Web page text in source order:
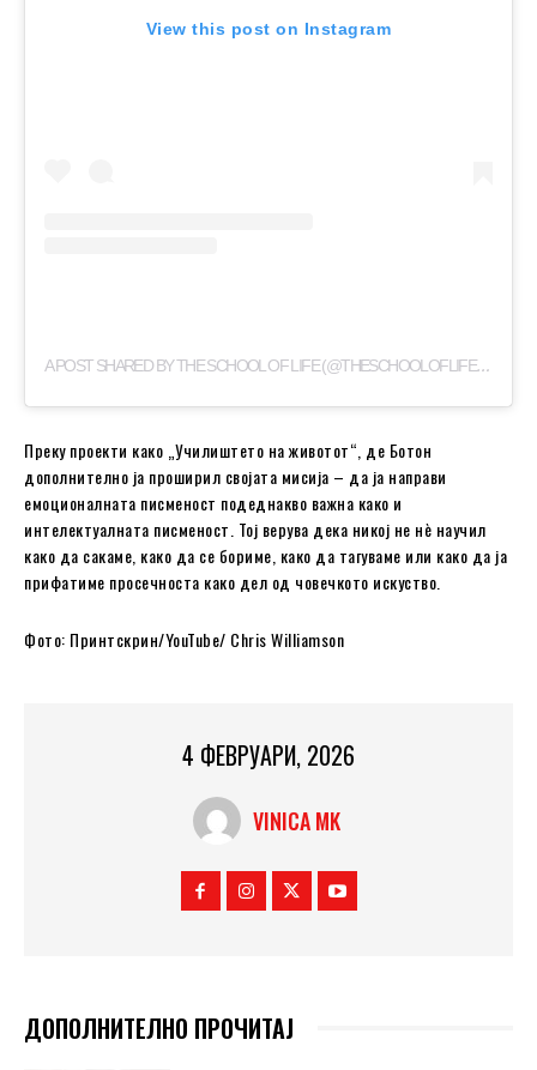
View this post on Instagram
A
POST SHARED BY THE SCHOOL OF LIFE (@THESCHOOLOFLIFELONDON)
Преку проекти како „Училиштето на животот“, де Ботон
дополнително ја проширил својата мисија – да ја направи
емоционалната писменост подеднакво важна како и
интелектуалната писменост. Тој верува дека никој не нè научил
како да сакаме, како да се бориме, како да тагуваме или како да ја
прифатиме просечноста како дел од човечкото искуство.
Фото: Принтскрин/YouTube/ Chris Williamson
4 ФЕВРУАРИ, 2026
VINICA MK
ДОПОЛНИТЕЛНО ПРОЧИТАЈ